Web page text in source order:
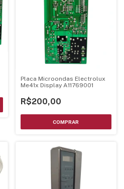
Placa Microondas Electrolux
Me41x Display A11769001
R$200,00